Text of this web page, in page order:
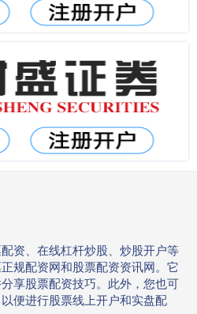
资、在线杠杆炒股、炒股开户等
规配资网和股票配资资讯网。它
享股票配资技巧。此外，您也可
便进行股票线上开户和实盘配